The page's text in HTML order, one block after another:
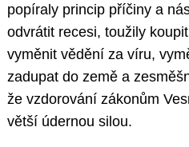
popíraly princip příčiny a
odvrátit recesi, toužily
vyměnit vědění za víru,
zadupat do země a
že vzdorování zákonům
větší údernou silou.